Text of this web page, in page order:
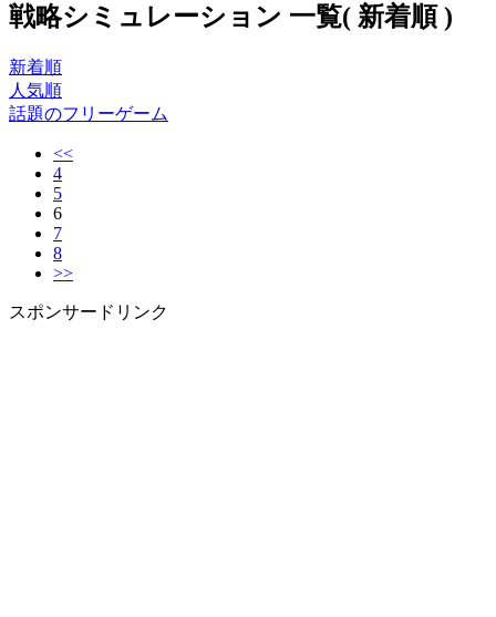
戦略シミュレーション 一覧( 新着順 )
新着順
人気順
話題のフリーゲーム
<<
4
5
6
7
8
>>
スポンサードリンク